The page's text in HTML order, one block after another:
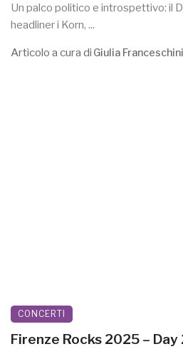
Un palco politico e introspettivo: il
headliner i Korn, ...
Articolo a cura di Giulia Franceschini
CONCERTI
Firenze Rocks 2025 –